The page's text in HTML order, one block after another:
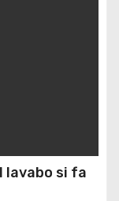
lavabo si fa